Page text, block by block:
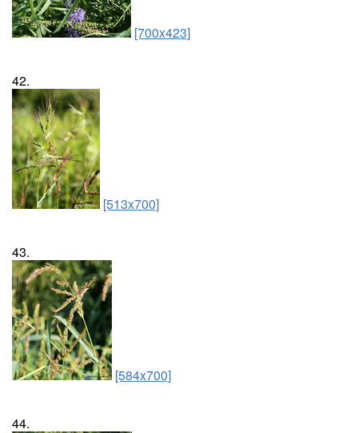
[700x423]
42.
[513x700]
43.
[584x700]
44.